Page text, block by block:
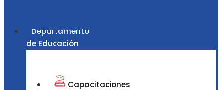
Departamento
de Educación
Capacitaciones